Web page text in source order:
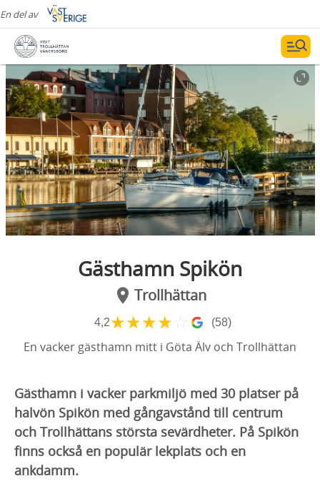
En del av
Gästhamn Spikön
Trollhättan
4,2★★★★ ☆ (58)
En vacker gästhamn mitt i Göta Älv och Trollhättan
Gästhamn i vacker parkmiljö med 30 platser på
halvön Spikön med gångavstånd till centrum
och Trollhättans största sevärdheter. På Spikön
finns också en populär lekplats och en
ankdamm.